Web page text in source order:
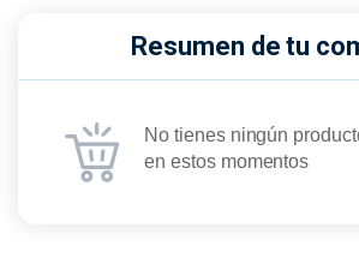
Resumen de tu
No tienes ningún
en estos momentos